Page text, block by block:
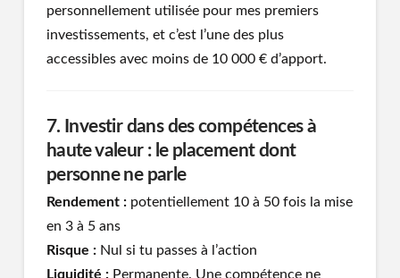
personnellement utilisée pour mes premiers
investissements, et c’est l’une des plus
accessibles avec moins de 10 000 € d’apport.
7. Investir dans des compétences à
haute valeur : le placement dont
personne ne parle
Rendement :potentiellement 10 à 50 fois la mise
en 3 à 5 ans
Risque :Nul si tu passes à l’action
Liquidité :Permanente. Une compétence ne